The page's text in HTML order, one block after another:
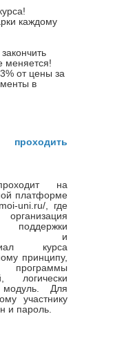
каждому
меняется!
от цены за
в
проходить
на
платформе
uni.ru/, где
и
курса
принципу,
логически
модуль. Для
участнику
и пароль.